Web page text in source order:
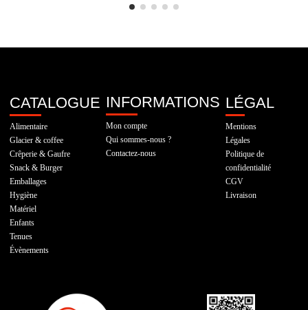
CATALOGUE
Alimentaire
Glacier & coffee
Crêperie & Gaufre
Snack & Burger
Emballages
Hygiène
Matériel
Enfants
Tenues
Évènements
INFORMATIONS
Mon compte
Qui sommes-nous ?
Contactez-nous
LÉGAL
Mentions
Légales
Politique de
confidentialité
CGV
Livraison